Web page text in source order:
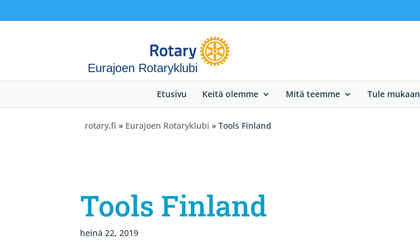
Eurajoen Rotaryklubi
Etusivu Keitä olemme Mitä teemme Tule mukaan
rotary.fi » Eurajoen Rotaryklubi » Tools Finland
Tools Finland
heinä 22, 2019